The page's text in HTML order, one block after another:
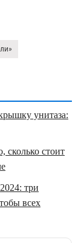
унитаза:
сколько стоит
три
всех